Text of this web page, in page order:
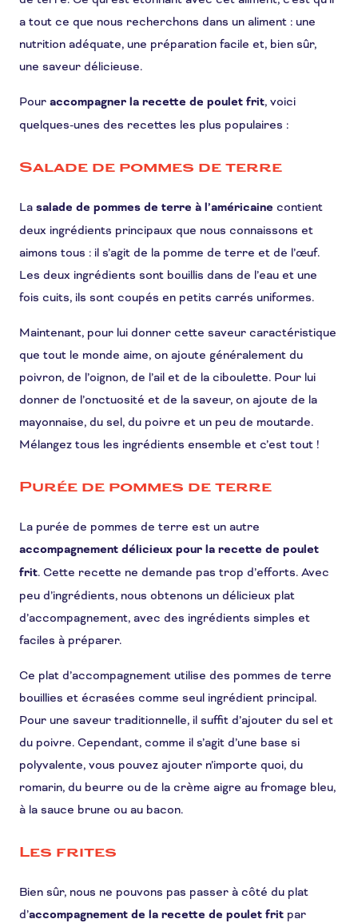
a tout ce que nous recherchons dans un aliment : une
nutrition adéquate, une préparation facile et, bien sûr,
une saveur délicieuse.
Pour accompagner la recette de poulet frit, voici
quelques-unes des recettes les plus populaires :
Salade de pommes de terre
La salade de pommes de terre à l’américaine contient
deux ingrédients principaux que nous connaissons et
aimons tous : il s’agit de la pomme de terre et de l’œuf.
Les deux ingrédients sont bouillis dans de l’eau et une
fois cuits, ils sont coupés en petits carrés uniformes.
Maintenant, pour lui donner cette saveur caractéristique
que tout le monde aime, on ajoute généralement du
poivron, de l’oignon, de l’ail et de la ciboulette. Pour lui
donner de l’onctuosité et de la saveur, on ajoute de la
mayonnaise, du sel, du poivre et un peu de moutarde.
Mélangez tous les ingrédients ensemble et c’est tout !
Purée de pommes de terre
La purée de pommes de terre est un autre
accompagnement délicieux pour la recette de poulet
frit. Cette recette ne demande pas trop d’efforts. Avec
peu d’ingrédients, nous obtenons un délicieux plat
d’accompagnement, avec des ingrédients simples et
faciles à préparer.
Ce plat d’accompagnement utilise des pommes de terre
bouillies et écrasées comme seul ingrédient principal.
Pour une saveur traditionnelle, il suffit d’ajouter du sel et
du poivre. Cependant, comme il s’agit d’une base si
polyvalente, vous pouvez ajouter n’importe quoi, du
romarin, du beurre ou de la crème aigre au fromage bleu,
à la sauce brune ou au bacon.
Les frites
Bien sûr, nous ne pouvons pas passer à côté du plat
d’accompagnement de la recette de poulet frit par